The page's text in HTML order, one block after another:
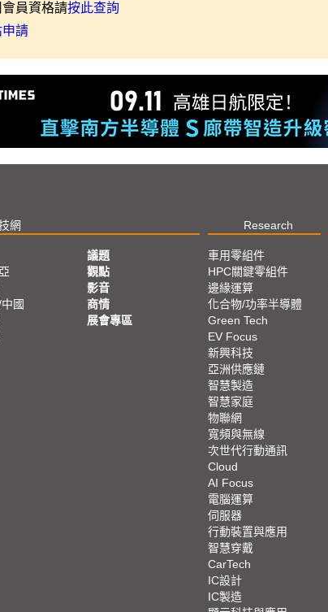
員資格請按此查詢
請
網 Research
國
議題
觀點
影音
商情
展會專區
車用零組件
HPC關鍵零組件
邊緣運算
化合物/功率半導體
Green Tech
EV Focus
新興科技
亞洲供應鏈
智慧製造
智慧家庭
物聯網
寬頻與無線
次世代行動通訊
Cloud
AI Focus
電腦運算
伺服器
行動裝置與應用
智慧穿戴
CarTech
IC設計
IC製造